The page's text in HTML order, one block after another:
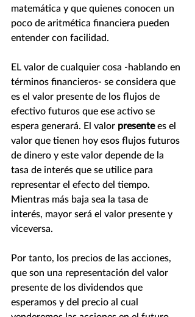
matemática y que quienes conocen un
poco de aritmética financiera pueden
entender con facilidad.
EL valor de cualquier cosa -hablando en
términos financieros- se considera que
es el valor presente de los flujos de
efectivo futuros que ese activo se
espera generará. El valor presente es el
valor que tienen hoy esos flujos futuros
de dinero y este valor depende de la
tasa de interés que se utilice para
representar el efecto del tiempo.
Mientras más baja sea la tasa de
interés, mayor será el valor presente y
viceversa.
Por tanto, los precios de las acciones,
que son una representación del valor
presente de los dividendos que
esperamos y del precio al cual